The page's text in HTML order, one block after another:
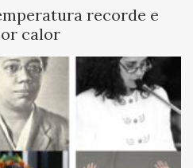
recorde e
calor